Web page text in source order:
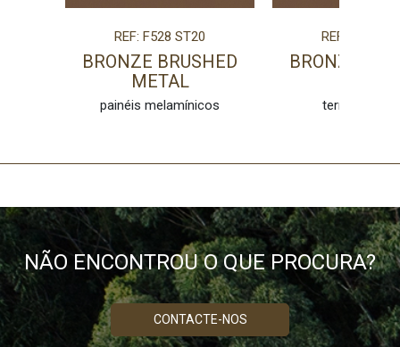
REF: F528 ST20
BRONZE BRUSHED
METAL
painéis melamínicos
REF: F528
BRONZE
NÃO ENCONTROU O QUE PROCURA?
CONTACTE-NOS